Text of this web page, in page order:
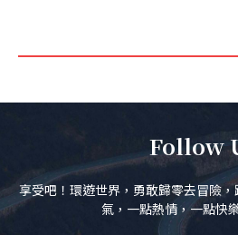
Follow
享受吧！環遊世界，勇敢歸零去冒險
氣，一點熱情，一點快